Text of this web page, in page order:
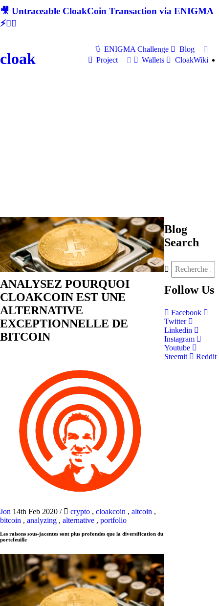
🎥 Untraceable CloakCoin Transaction via ENIGMA
⚡🕵‍♂
cloak
ENIGMA Challenge
Blog
Project
Wallets CloakWiki
ANALYSEZ POURQUOI
CLOAKCOIN EST UNE
ALTERNATIVE
EXCEPTIONNELLE DE
BITCOIN
Jon 14th Feb 2020 / crypto , cloakcoin , altcoin ,
bitcoin , analyzing , alternative , portfolio
Les raisons sous-jacentes sont plus profondes que la diversification du
portefeuille
Blog
Search
Follow Us
Facebook
Twitter
Linkedin
Instagram
Youtube
Steemit
Reddit